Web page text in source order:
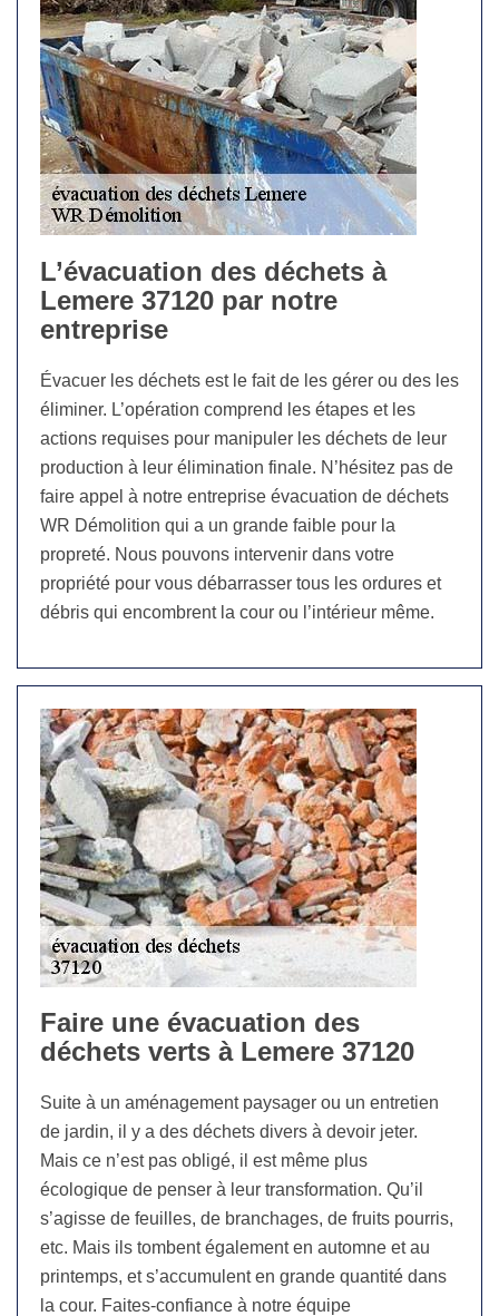
L’évacuation des déchets à
Lemere 37120 par notre
entreprise
Évacuer les déchets est le fait de les gérer ou des les
éliminer. L’opération comprend les étapes et les
actions requises pour manipuler les déchets de leur
production à leur élimination finale. N’hésitez pas de
faire appel à notre entreprise évacuation de déchets
WR Démolition qui a un grande faible pour la
propreté. Nous pouvons intervenir dans votre
propriété pour vous débarrasser tous les ordures et
débris qui encombrent la cour ou l’intérieur même.
Faire une évacuation des
déchets verts à Lemere 37120
Suite à un aménagement paysager ou un entretien
de jardin, il y a des déchets divers à devoir jeter.
Mais ce n’est pas obligé, il est même plus
écologique de penser à leur transformation. Qu’il
s’agisse de feuilles, de branchages, de fruits pourris,
etc. Mais ils tombent également en automne et au
printemps, et s’accumulent en grande quantité dans
la cour. Faites-confiance à notre équipe